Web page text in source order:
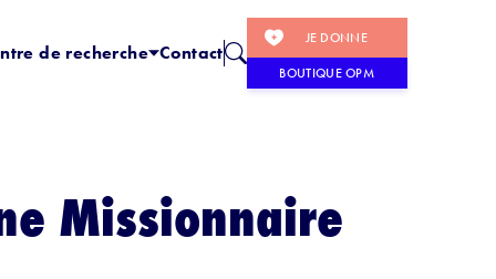
de recherche Contact
JE DONNE
BOUTIQUE OPM
Missionnaire